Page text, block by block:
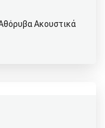
Ακουστικά